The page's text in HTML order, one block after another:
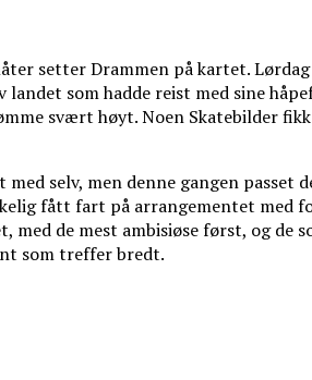
setter Drammen på kartet.
som hadde reist med sine
svært høyt. Noen Skatebilder
selv, men denne gangen passet
fått fart på arrangementet med
de mest ambisiøse først, og de
som treffer bredt.